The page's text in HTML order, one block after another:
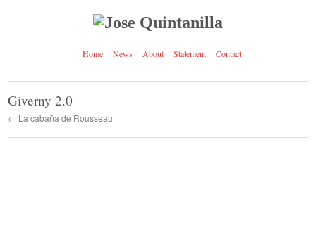
Home News About Statement Contact
Giverny 2.0
← La cabaña de Rousseau